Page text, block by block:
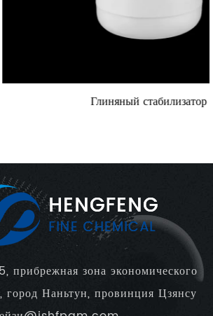
Глиняный стабилизатор
прибрежная зона экономического
город Наньтун, провинция Цзянсу